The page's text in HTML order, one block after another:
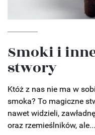
Smoki i
stwory
Któż z nas nie ma w
smoka? To magiczne
nawet widzieli,
oraz rzemieślników, ale...